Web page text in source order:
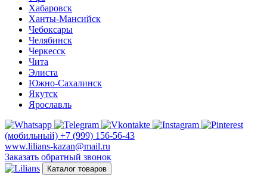
Хабаровск
Ханты-Мансийск
Чебоксары
Челябинск
Черкесск
Чита
Элиста
Южно-Сахалинск
Якутск
Ярославль
(мобильный) +7 (999) 156-56-43
www.lilians-kazan@mail.ru
Заказать обратный звонок
Каталог товаров